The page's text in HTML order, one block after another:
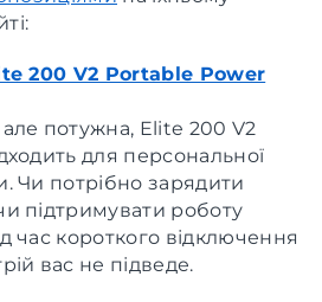
200 V2 Portable Power
потужна, Elite 200 V2
для персональної
Чи потрібно зарядити
підтримувати роботу
час короткого відключення
вас не підведе.